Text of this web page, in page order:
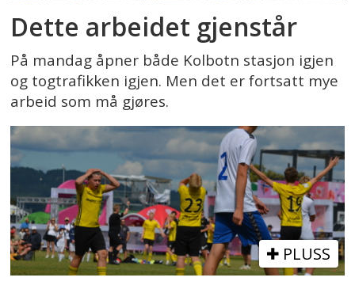
Dette arbeidet gjenstår
På mandag åpner både Kolbotn stasjon igjen
og togtrafikken igjen. Men det er fortsatt mye
arbeid som må gjøres.
PLUSS